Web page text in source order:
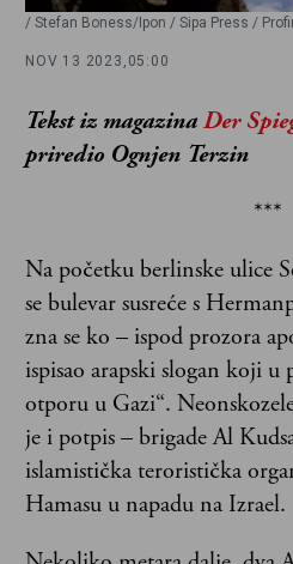
/ Stefan Boness/Ipon / Sipa Press /
NOV 13 2023, 05:00
Tekst iz magazina Der
priredio Ognjen Terzin
***
Na početku berlinske ulice
se bulevar susreće s
zna se ko – ispod prozora
ispisao arapski slogan koji u
otporu u Gazi“.
je i potpis – brigade Al
islamistička teroristička
Hamasu u napadu na Izrael.